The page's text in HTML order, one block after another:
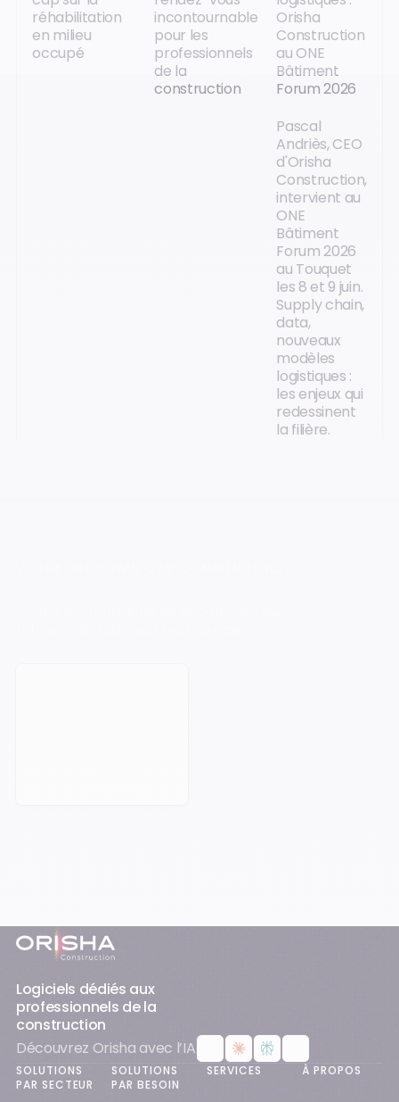
réhabilitation
en milieu
occupé
incontournable
pour les
professionnels
de la
construction
Orisha
Construction
au ONE
Bâtiment
Forum 2026
Pascal
Andriès, CEO
d'Orisha
Construction,
intervient au
ONE
Bâtiment
Forum 2026
au Touquet
les 8 et 9 juin.
Supply chain,
data,
nouveaux
modèles
logistiques :
les enjeux qui
redessinent
la filière.
Pied-de-page
Logiciels dédiés aux
professionnels de la
construction
Découvrez Orisha avec l’IA
SOLUTIONS
PAR SECTEUR
SOLUTIONS
PAR BESOIN
SERVICES À PROPOS